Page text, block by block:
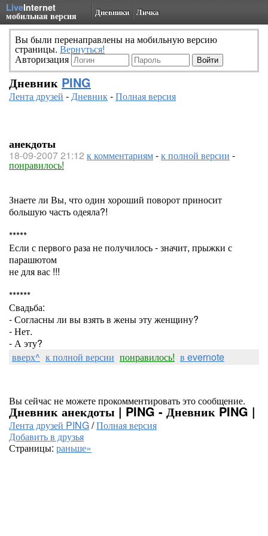
LiveInternet
мобильная версия Дневники Личка
Вы были перенаправлены на мобильную версию
страницы. Вернуться!
Авторизация
Дневник PING
Лента друзей -Дневник-Полная версия
анекдоты
18-09-2007 21:12 к комментариям-к полной версии -
понравилось!
Знаете ли Вы, что один хороший поворот приносит
большую часть одеяла?!
*****
Если с первого раза не получилось - значит, прыжки с
парашютом
не для вас !!!
******
Свадьба:
- Согласны ли вы взять в жены эту женщину?
- Нет.
- А эту?
вверх^ к полной версии понравилось! в evernote
Вы сейчас не можете прокомментировать это сообщение.
Дневник анекдоты | PING - Дневник PING |
Лента друзей PING/Полная версия
Добавить в друзья
Страницы: раньше»